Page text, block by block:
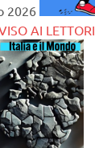
2026
AI LETTORI